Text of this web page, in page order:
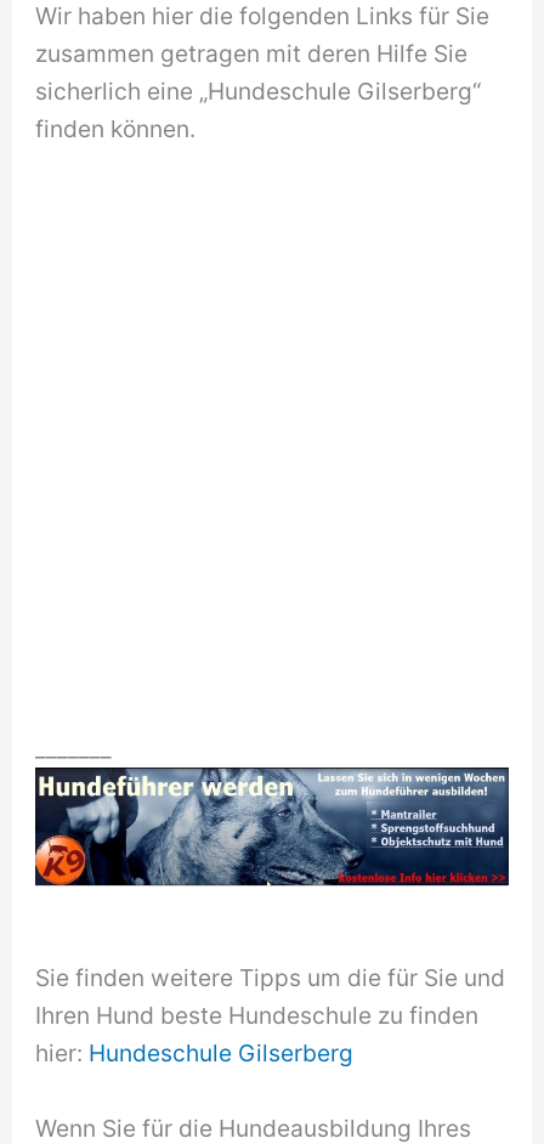
Wir haben hier die folgenden Links für Sie
zusammen getragen mit deren Hilfe Sie
sicherlich eine „Hundeschule Gilserberg“
finden können.
Sie finden weitere Tipps um die für Sie und
Ihren Hund beste Hundeschule zu finden
hier: Hundeschule Gilserberg
Wenn Sie für die Hundeausbildung Ihres